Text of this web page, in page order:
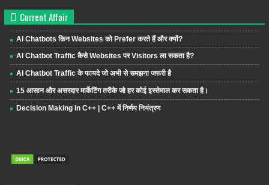
Current Affair
AI Chatbots किन Websites को Prefer करते हैं और क्यों?
AI Chatbot Traffic कैसे Websites पर Visitors ला सकता है?
AI Chatbot Traffic के फायदे जो अभी से समझना जरूरी है
15 आसान और असरदार मार्केटिंग तरीके जो हर कोई इस्तेमाल कर सकता है।
Decision Making in C++ | C++ में निर्णय नियंत्रण